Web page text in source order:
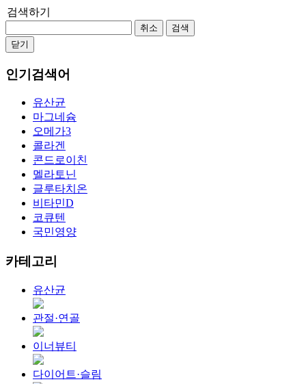
검색하기
취소
검색
닫기
인기검색어
유산균
마그네슘
오메가3
콜라겐
콘드로이친
멜라토닌
글루타치온
비타민D
코큐텐
국민영양
카테고리
유산균
관절·연골
이너뷰티
다이어트·슬림